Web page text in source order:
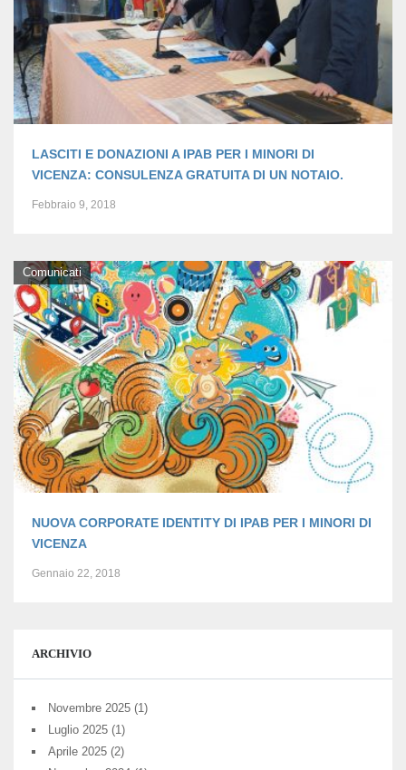
LASCITI E DONAZIONI A IPAB PER I MINORI DI
VICENZA: CONSULENZA GRATUITA DI UN NOTAIO.
Febbraio 9, 2018
Comunicati
NUOVA CORPORATE IDENTITY DI IPAB PER I MINORI DI
VICENZA
Gennaio 22, 2018
ARCHIVIO
Novembre 2025 (1)
Luglio 2025 (1)
Aprile 2025 (2)